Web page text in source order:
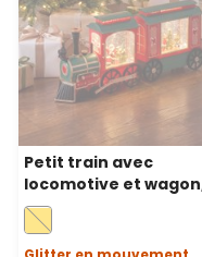
Petit train avec
locomotive et
paillettes
h. 20 cm, LED blanc
chaud, musiques de